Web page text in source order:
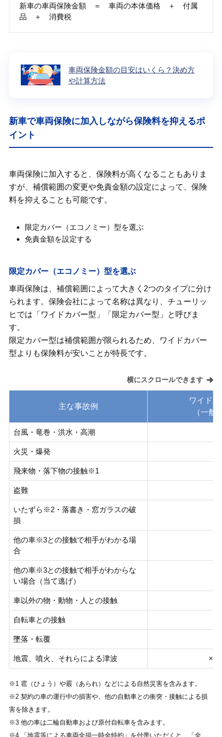
新車の車両保険金額 ＝ 車両の本体価格 ＋ 付属
品 ＋ 消費税
車両保険金額の目安はいくら？決め方
や計算方法
新車で車両保険に加入しながら保険料を抑えるポ
イント
車両保険に加入すると、保険料が高くなることもありま
すが、補償範囲の変更や免責金額の設定によって、保険
料を抑えることも可能です。
限定カバー（エコノミー）型を選ぶ
免責金額を設定する
限定カバー（エコノミー）型を選ぶ
車両保険は、補償範囲によって大きく2つのタイプに分け
られます。保険会社によって名称は異なり、チューリッ
ヒでは「ワイドカバー型」「限定カバー型」と呼びま
す。
限定カバー型は補償範囲が限られるため、ワイドカバー
型よりも保険料が安いことが特長です。
主な事故例
ワイド
（一般
台風・竜巻・洪水・高潮
火災・爆発
飛来物・落下物の接触※1
盗難
いたずら※2・落書き・窓ガラスの破
損
他の車※3との接触で相手がわかる場
合
他の車※3との接触で相手がわからな
い場合（当て逃げ）
車以外の物・動物・人との接触
自転車との接触
墜落・転覆
地震、噴火、それらによる津波
※1 雹（ひょう）や霰（あられ）などによる自然災害を含みます。
※2 契約の車の運行中の損害や、他の自動車との衝突・接触による損
害を除きます。
※3 他の車は二輪自動車および原付自転車を含みます。
※4 「地震等による車両全損一時金特約」を付帯いただくと、「全